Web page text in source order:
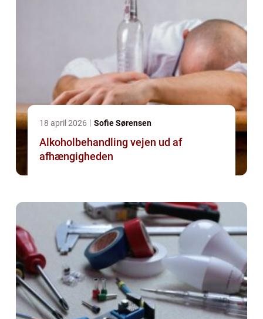
18 april 2026 Sofie Sørensen
Alkoholbehandling vejen ud af
afhængigheden